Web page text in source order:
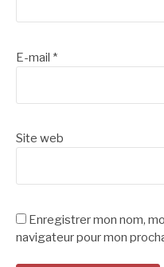
E-mail *
Site web
Enregistrer mon nom,
navigateur pour mon